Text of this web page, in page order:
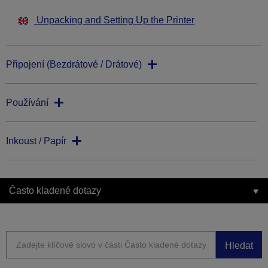
Unpacking and Setting Up the Printer
Připojení (Bezdrátové / Drátové)
Používání
Inkoust / Papír
Často kladené dotazy
Hledat